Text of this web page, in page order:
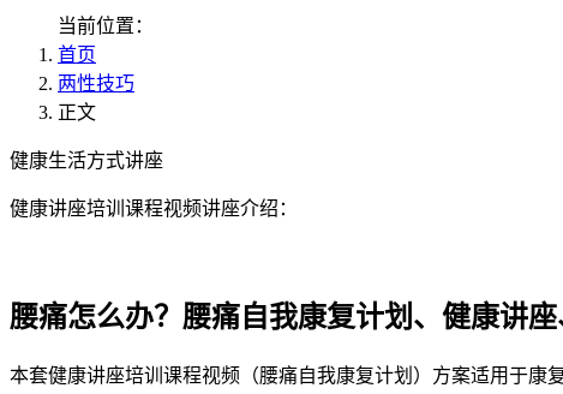
当前位置：
首页
两性技巧
正文
健康生活方式讲座
健康讲座培训课程视频讲座介绍：
腰痛怎么办？腰痛自我康复计划、健康讲座
本套健康讲座培训课程视频（腰痛自我康复计划）方案适用于康